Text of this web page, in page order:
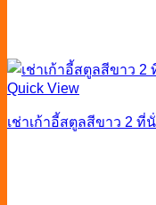
Quick View
เช่าเก้าอี้สตูลสีขาว 2 ที่